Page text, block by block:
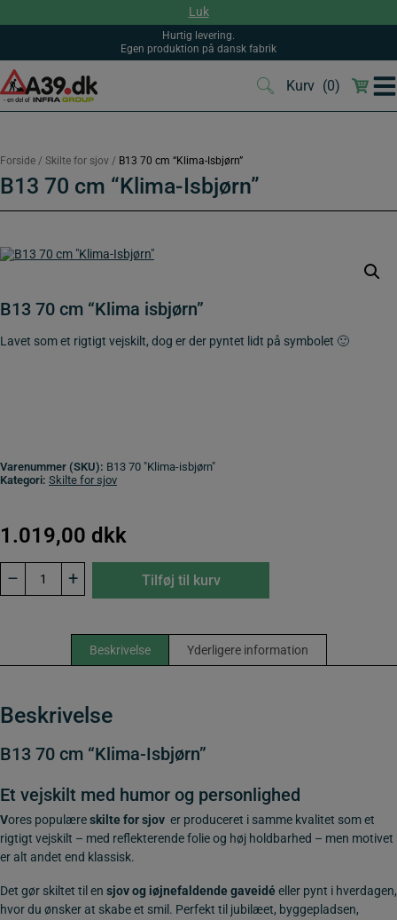
Luk
Hurtig levering.
Egen produktion på dansk fabrik
Kurv (0)
(0)
Forside / Skilte for sjov / B13 70 cm “Klima-Isbjørn”
B13 70 cm “Klima-Isbjørn”
B13 70 cm “Klima isbjørn”
Lavet som et rigtigt vejskilt, dog er der pyntet lidt på symbolet 🙂
Varenummer (SKU): B13 70 "Klima-isbjørn"
Kategori: Skilte for sjov
1.019,00 dkk
–
B13
70
cm
+ Tilføj til kurv
Beskrivelse Yderligere information
Beskrivelse
B13 70 cm “Klima-Isbjørn”
Et vejskilt med humor og personlighed
Vores populæreskilte for sjov er produceret i samme kvalitet som et
rigtigt vejskilt – med reflekterende folie og høj holdbarhed – men motivet
er alt andet end klassisk.
Det gør skiltet til en sjov og iøjnefaldende gaveidéeller pynt i hverdagen,
hvor du ønsker at skabe et smil. Perfekt til jubilæet, byggepladsen,